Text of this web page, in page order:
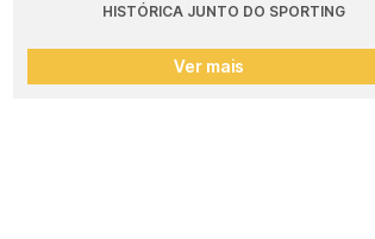
HISTÓRICA JUNTO DO SPORTING
Ver mais